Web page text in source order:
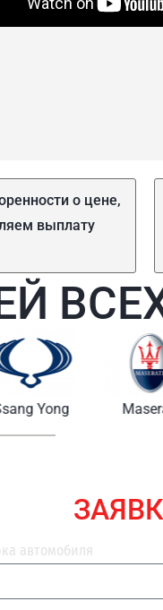
о цене,
выплату
Yong Maserati
автомобиля